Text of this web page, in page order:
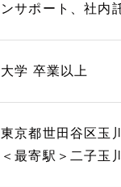
ンサポート、社内
大学 卒業以上
東京都世田谷区玉
＜最寄駅＞二子玉川